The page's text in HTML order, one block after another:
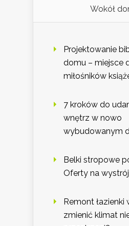
Wokół
Projektowanie
domu – miejsce
miłośników
7 kroków do
wnętrz w nowo
wybudowanym
Belki stropowe
Oferty na
Remont łazienki
zmienić klimat